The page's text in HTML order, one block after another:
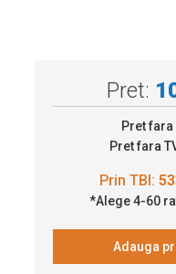
Pret:
Pret fara
Pret fara
*Alege 4-60
Adauga